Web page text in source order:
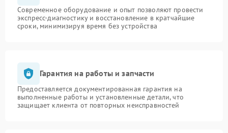
Современное оборудование и опыт позволяют провести
экспресс-диагностику и восстановление в кратчайшие
сроки, минимизируя время без устройства
Гарантия на работы и запчасти
Предоставляется документированная гарантия на
выполненные работы и установленные детали, что
защищает клиента от повторных неисправностей